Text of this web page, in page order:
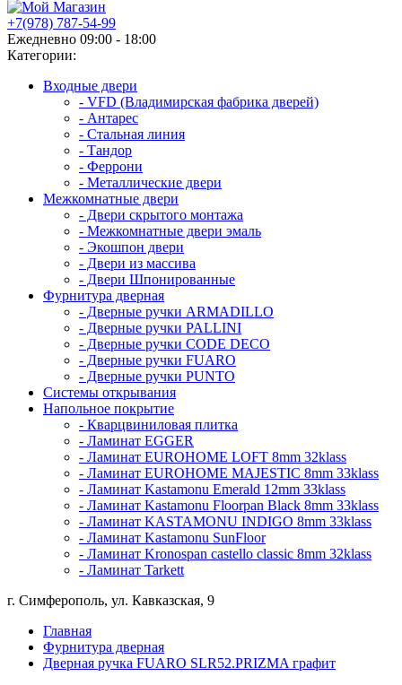
+7(978) 787-54-99
Ежедневно 09:00 - 18:00
Категории:
Входные двери
- VFD (Владимирская фабрика дверей)
- Антарес
- Стальная линия
- Тандор
- Феррони
- Металлические двери
Межкомнатные двери
- Двери скрытого монтажа
- Межкомнатные двери эмаль
- Экошпон двери
- Двери из массива
- Двери Шпонированные
Фурнитура дверная
- Дверные ручки ARMADILLO
- Дверные ручки PALLINI
- Дверные ручки CODE DECO
- Дверные ручки FUARO
- Дверные ручки PUNTO
Системы открывания
Напольное покрытие
- Кварцвиниловая плитка
- Ламинат EGGER
- Ламинат EUROHOME LOFT 8mm 32klass
- Ламинат EUROHOME MAJESTIC 8mm 33klass
- Ламинат Kastamonu Emerald 12mm 33klass
- Ламинат Kastamonu Floorpan Black 8mm 33klass
- Ламинат KASTAMONU INDIGO 8mm 33klass
- Ламинат Kastamonu SunFloor
- Ламинат Kronospan castello classic 8mm 32klass
- Ламинат Tarkett
г. Симферополь, ул. Кавказская, 9
Главная
Фурнитура дверная
Дверная ручка FUARO SLR52.PRIZMA графит